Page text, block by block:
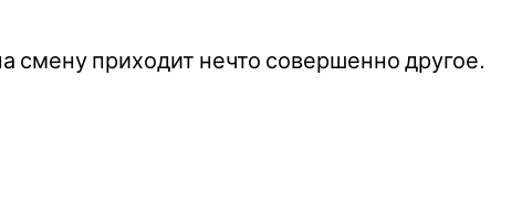
смену приходит нечто совершенно другое.